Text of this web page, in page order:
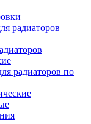
радиаторов
радиаторов по